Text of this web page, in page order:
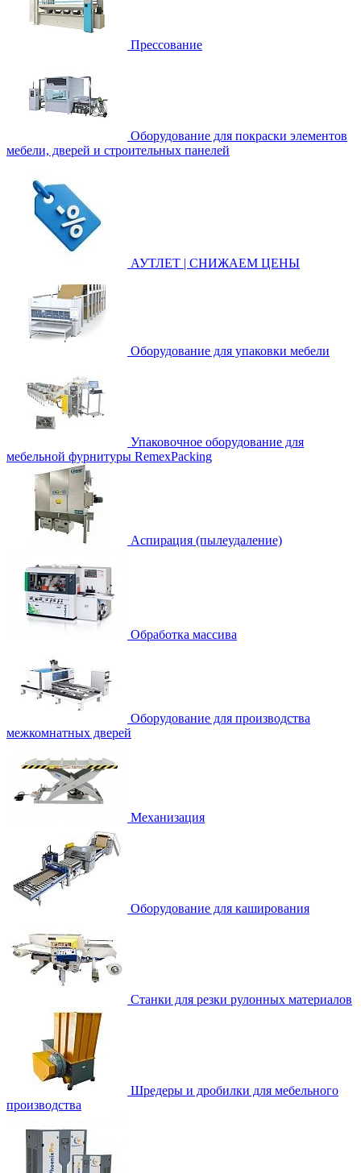
Прессование
Оборудование для покраски элементов
мебели, дверей и строительных панелей
АУТЛЕТ | СНИЖАЕМ ЦЕНЫ
Оборудование для упаковки мебели
Упаковочное оборудование для
мебельной фурнитуры RemexPacking
Аспирация (пылеудаление)
Обработка массива
Оборудование для производства
межкомнатных дверей
Механизация
Оборудование для каширования
Станки для резки рулонных материалов
Шредеры и дробилки для мебельного
производства